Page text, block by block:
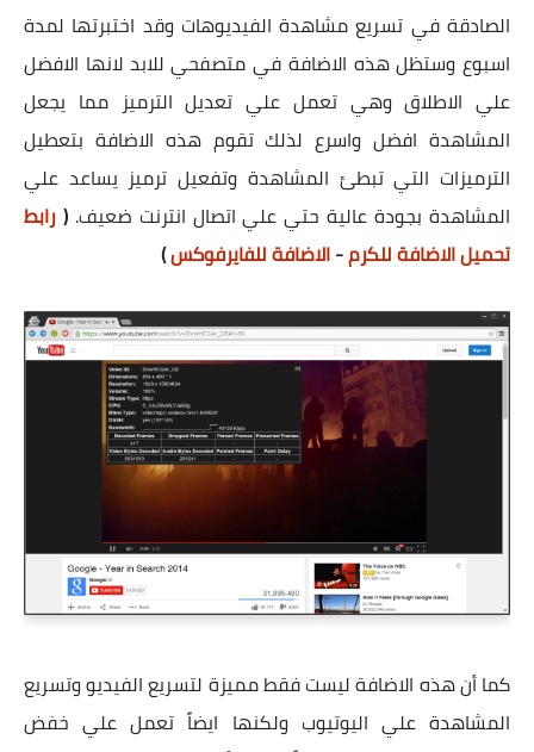
الصادقة في تسريع مشاهدة الفيديوهات وقد اختبرتها لمدة
اسبوع وستظل هذه الاضافة في متصفحي للابد لانها الافضل
علي الاطلاق وهي تعمل علي تعديل الترميز مما يجعل
المشاهدة افضل واسرع لذلك تقوم هذه الاضافة بتعطيل
الترميزات التي تبطئ المشاهدة وتفعيل ترميز يساعد علي
المشاهدة بجودة عالية حتي علي اتصال انترنت ضعيف.( رابط
تحميل الاضافة للكرم-الاضافة للفايرفوكس)
كما أن هذه الاضافة ليست فقط مميزة لتسريع الفيديو وتسريع
المشاهدة علي اليوتيوب ولكنها ايضاً تعمل علي خفض